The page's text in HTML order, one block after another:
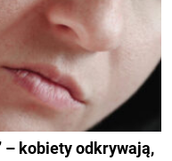
– kobiety odkrywają,